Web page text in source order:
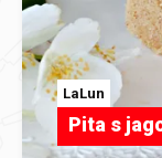
LaLun
Pita s